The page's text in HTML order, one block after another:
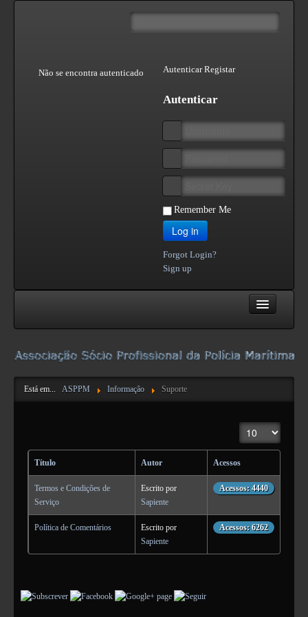
Autenticar Registar
Autenticar
Remember Me
Log in
Forgot Login?
Sign up
Não se encontra autenticado
Contactos
Pareceres da DN
Atividades
Suporte
Está em... ASPPM Informação Suporte
Mostrar n.º
Título Autor Acessos
Termos e Condições de
Serviço
Escrito por
Sapiente
Acessos: 4440
Política de Comentários
Escrito por
Sapiente
Acessos: 6262